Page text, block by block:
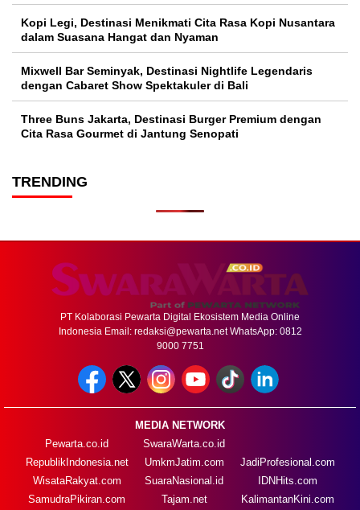
Kopi Legi, Destinasi Menikmati Cita Rasa Kopi Nusantara
dalam Suasana Hangat dan Nyaman
Mixwell Bar Seminyak, Destinasi Nightlife Legendaris
dengan Cabaret Show Spektakuler di Bali
Three Buns Jakarta, Destinasi Burger Premium dengan
Cita Rasa Gourmet di Jantung Senopati
TRENDING
PT Kolaborasi Pewarta Digital Ekosistem Media Online
Indonesia Email: redaksi@pewarta.netWhatsApp: 0812
9000 7751
MEDIA NETWORK
Pewarta.co.id
RepublikIndonesia.net
WisataRakyat.com
SamudraPikiran.com
SwaraWarta.co.id
UmkmJatim.com
SuaraNasional.id
Tajam.net
JadiProfesional.com
IDNHits.com
KalimantanKini.com